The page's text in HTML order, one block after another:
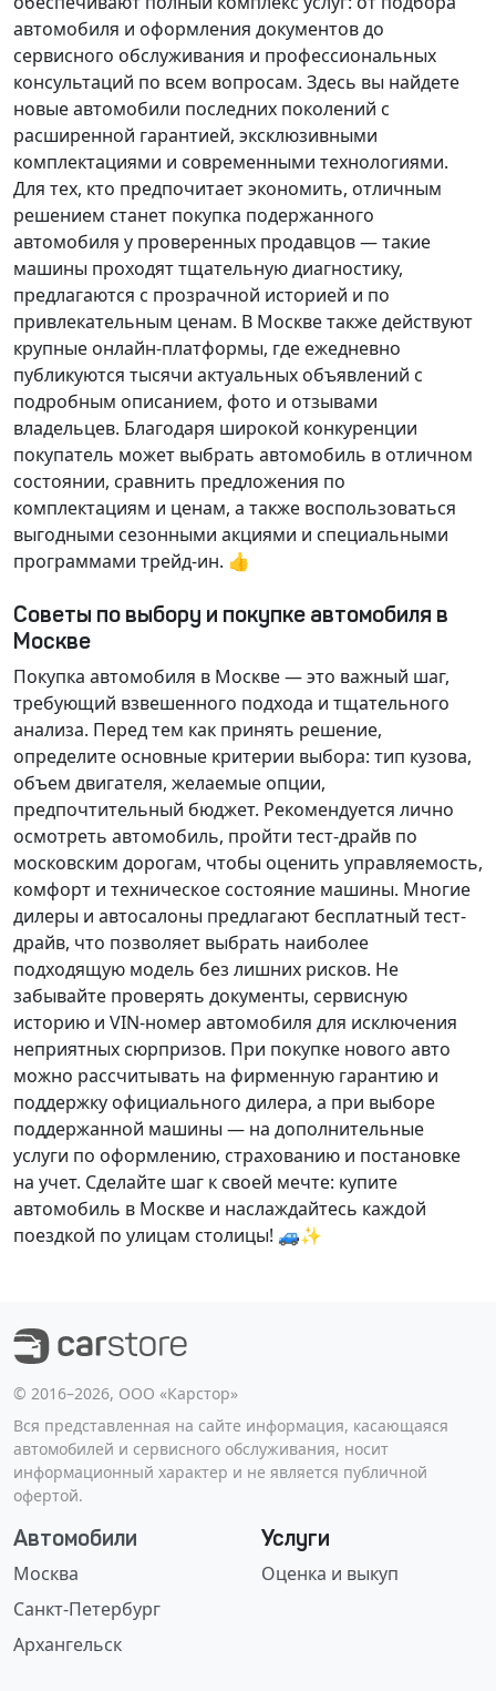
автомобиля и оформления документов до
сервисного обслуживания и профессиональных
консультаций по всем вопросам. Здесь вы найдете
новые автомобили последних поколений с
расширенной гарантией, эксклюзивными
комплектациями и современными технологиями.
Для тех, кто предпочитает экономить, отличным
решением станет покупка подержанного
автомобиля у проверенных продавцов — такие
машины проходят тщательную диагностику,
предлагаются с прозрачной историей и по
привлекательным ценам. В Москве также действуют
крупные онлайн-платформы, где ежедневно
публикуются тысячи актуальных объявлений с
подробным описанием, фото и отзывами
владельцев. Благодаря широкой конкуренции
покупатель может выбрать автомобиль в отличном
состоянии, сравнить предложения по
комплектациям и ценам, а также воспользоваться
выгодными сезонными акциями и специальными
программами трейд-ин. 👍
Советы по выбору и покупке автомобиля в
Москве
Покупка автомобиля в Москве — это важный шаг,
требующий взвешенного подхода и тщательного
анализа. Перед тем как принять решение,
определите основные критерии выбора: тип кузова,
объем двигателя, желаемые опции,
предпочтительный бюджет. Рекомендуется лично
осмотреть автомобиль, пройти тест-драйв по
московским дорогам, чтобы оценить управляемость,
комфорт и техническое состояние машины. Многие
дилеры и автосалоны предлагают бесплатный тест-
драйв, что позволяет выбрать наиболее
подходящую модель без лишних рисков. Не
забывайте проверять документы, сервисную
историю и VIN-номер автомобиля для исключения
неприятных сюрпризов. При покупке нового авто
можно рассчитывать на фирменную гарантию и
поддержку официального дилера, а при выборе
поддержанной машины — на дополнительные
услуги по оформлению, страхованию и постановке
на учет. Сделайте шаг к своей мечте: купите
автомобиль в Москве и наслаждайтесь каждой
поездкой по улицам столицы! 🚙✨
©️ 2016–2026, ООО «Карстор»
Вся представленная на сайте информация, касающаяся
автомобилей и сервисного обслуживания, носит
информационный характер и не является публичной
офертой.
Автомобили
Москва
Санкт-Петербург
Архангельск
Услуги
Оценка и выкуп